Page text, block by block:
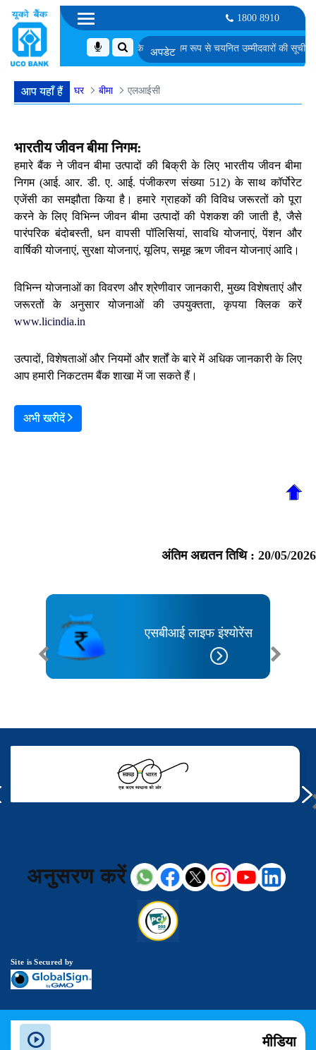
1800 8910
के पद के लिए समूह चर्चा के लिए अनंतिम रूप से चयनित उम्मीदवारों की सूची एम.
आप यहाँ हैं घर बीमा एलआईसी
भारतीय जीवन बीमा निगम:
हमारे बैंक ने जीवन बीमा उत्पादों की बिक्री के लिए भारतीय जीवन बीमा
निगम (आई. आर. डी. ए. आई. पंजीकरण संख्या 512) के साथ कॉर्पोरेट
एजेंसी का समझौता किया है। हमारे ग्राहकों की विविध जरूरतों को पूरा
करने के लिए विभिन्न जीवन बीमा उत्पादों की पेशकश की जाती है, जैसे
पारंपरिक बंदोबस्ती, धन वापसी पॉलिसियां, सावधि योजनाएं, पेंशन और
वार्षिकी योजनाएं, सुरक्षा योजनाएं, यूलिप, समूह ऋण जीवन योजनाएं आदि।
विभिन्न योजनाओं का विवरण और श्रेणीवार जानकारी, मुख्य विशेषताएं और
जरूरतों के अनुसार योजनाओं की उपयुक्तता, कृपया क्लिक करें
www.licindia.in
उत्पादों, विशेषताओं और नियमों और शर्तों के बारे में अधिक जानकारी के लिए
आप हमारी निकटतम बैंक शाखा में जा सकते हैं।
अभी खरीदें
अंतिम अद्यतन तिथि : 20/05/2026
एसबीआई लाइफ इंश्योरेंस
अनुसरण करें
Site is Secured by
मीडिया